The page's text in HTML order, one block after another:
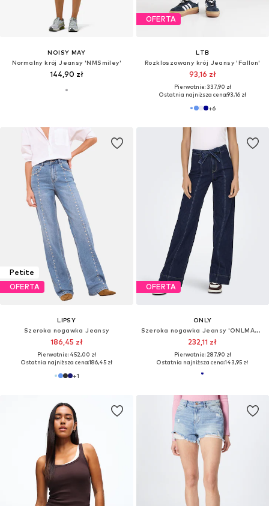
NOISY MAY
Normalny krój Jeansy 'NMSmiley'
144,90 zł
OFERTA
LTB
Rozkloszowany krój Jeansy 'Fallon'
93,16 zł
Pierwotnie: 337,90 zł
Ostatnia najniższa cena:93,16 zł
+6
Petite
OFERTA
LIPSY
Szeroka nogawka Jeansy
186,45 zł
Pierwotnie: 452,00 zł
Ostatnia najniższa cena:186,45 zł
+1
OFERTA
ONLY
Szeroka nogawka Jeansy 'ONLMADISON'
232,11 zł
Pierwotnie: 287,90 zł
Ostatnia najniższa cena:143,95 zł